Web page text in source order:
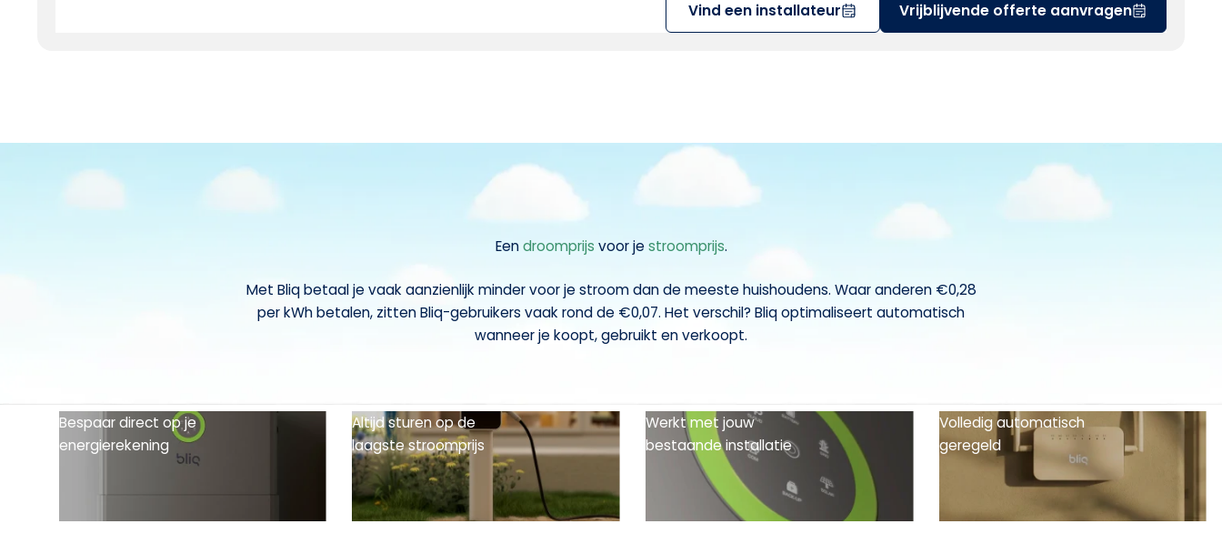
Vind een installateur Vrijblijvende offerte aanvragen
Eendroomprijs voor jestroomprijs.
Met Bliq betaal je vaak aanzienlijk minder voor je stroom dan de meeste huishoudens. Waar anderen €0,28
per kWh betalen, zitten Bliq-gebruikers vaak rond de €0,07. Het verschil? Bliq optimaliseert automatisch
wanneer je koopt, gebruikt en verkoopt.
Bespaar direct op je
energierekening
Altijd sturen op de
laagste stroomprijs
Werkt met jouw
bestaande installatie
Volledig automatisch
geregeld